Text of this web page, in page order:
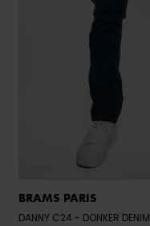
BRAMS PARIS
DANNY C24 - DONKER DENIM